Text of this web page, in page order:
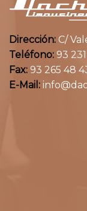
Dirección: C/
Teléfono: 93
Fax: 93 265 48
E-Mail: